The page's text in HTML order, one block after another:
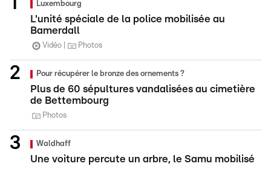
Luxembourg
L'unité spéciale de la police mobilisée au
Bamerdall
Vidéo Photos
Pour récupérer le bronze des ornements ?
Plus de 60 sépultures vandalisées au cimetière
de Bettembourg
Photos
Waldhaff
Une voiture percute un arbre, le Samu mobilisé